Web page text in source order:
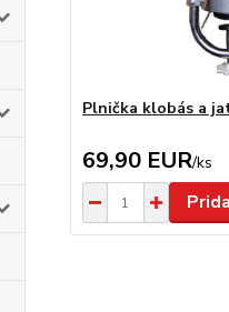
Plnička klobás a
69,90 EUR/ks